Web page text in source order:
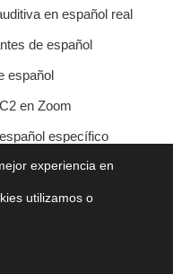
en español real
de español
español
en Zoom
específico
veraniego
experiencia en
utilizamos o